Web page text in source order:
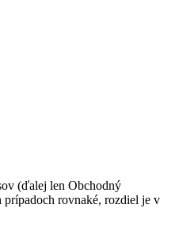
(ďalej len Obchodný
prípadoch rovnaké, rozdiel je v